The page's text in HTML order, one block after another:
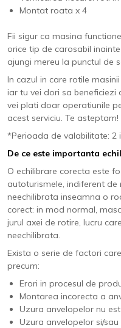
Montat roata x 4
Fii sigur ca masina
orice tip de carosabil
ajungi mereu la punctul de
In cazul in care rotile
iar tu vei dori sa beneficiezi
vei plati doar operatiunile
acest serviciu. Te asteptam!
*Perioada de valabilitate: 2
De ce este importanta
O echilibrare corecta este
autoturismele, indiferent
neechilibrata inseamna o
corect: in mod normal,
jurul axei de rotire, lucru
neechilibrata.
Exista o serie de factori
precum:
Erori in procesul de
Montarea incorecta a
Uzura anvelopelor nu
Uzura anvelopelor si/